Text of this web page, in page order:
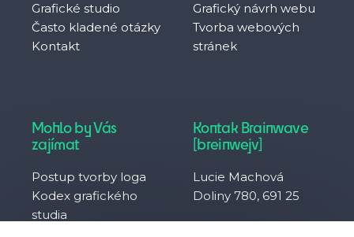
Grafické studio
Často kladené otázky
Kontakt
Grafický návrh webu
Tvorba webových
stránek
Mohlo by Vás
zajímat
Postup tvorby loga
Kodex grafického
studia
Kontak Brainwave
[breinwejv]
Lucie Machová
Doliny 780, 691 25